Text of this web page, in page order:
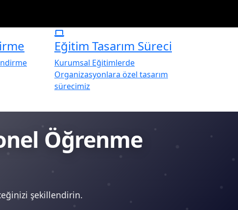
Eğitim Tasarım Süreci
Kurumsal Eğitimlerde
Organizasyonlara özel tasarım
sürecimiz
Öğrenme
şekillendirin.